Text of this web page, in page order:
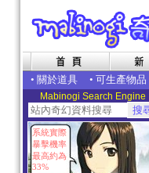
• 關於道具 • 可生產物品
Mabinogi Search Engine
系統實際
暴擊機率
最高約為
33%